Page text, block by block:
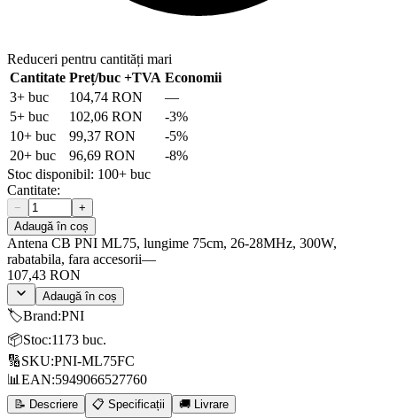
Reduceri pentru cantități mari
Cantitate Preț/buc +TVA Economii
3+ buc 104,74 RON
—
5+ buc 102,06 RON -3%
10+ buc 99,37 RON -5%
20+ buc 96,69 RON -8%
Stoc disponibil: 100+ buc
Cantitate:
−
+
Adaugă în coș
Antena CB PNI ML75, lungime 75cm, 26-28MHz, 300W,
rabatabila, fara accesorii—
107,43 RON
Adaugă în coș
🏷️Brand:PNI
📦Stoc:1173 buc.
🔢SKU:PNI-ML75FC
📊 EAN:5949066527760
📝 Descriere 📋 Specificații 🚚 Livrare